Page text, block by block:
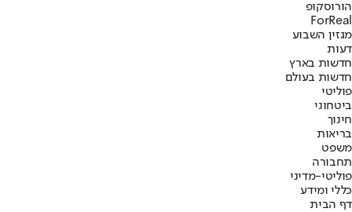
הורוסקופ
ForReal
מגזין השבוע
דעות
חדשות בארץ
חדשות בעולם
פוליטי
ביטחוני
חינוך
בריאות
משפט
תחבורה
פוליטי-מדיני
כללי ומידע
דף הבית